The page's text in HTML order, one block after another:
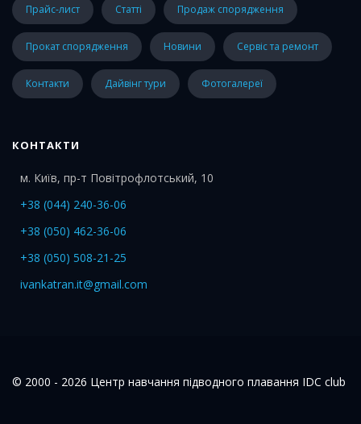
прайс-лист статті Продаж спорядження
Прокат спорядження Новини Сервіс та ремонт
Контакти Дайвінг тури Фотогалереї
КОНТАКТИ
м. Київ, пр-т Повітрофлотський, 10
+38 (044) 240-36-06
+38 (050) 462-36-06
+38 (050) 508-21-25
ivankatran.it@gmail.com
© 2000 - 2026 Центр навчання підводного плавання IDC club